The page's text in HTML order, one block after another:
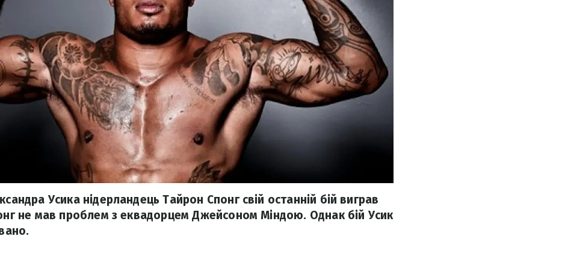
Усика нідерландець Тайрон Спонг свій останній бій виграв
не мав проблем з еквадорцем Джейсоном Міндою. Однак бій Усик